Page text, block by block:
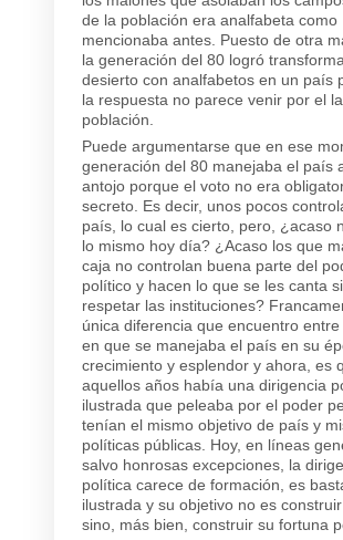
de la población era analfabeta como
mencionaba antes. Puesto de otra
la generación del 80 logró
desierto con analfabetos en un país
la respuesta no parece venir por el
población.
Puede argumentarse que en ese
generación del 80 manejaba el país
antojo porque el voto no era
secreto. Es decir, unos pocos
país, lo cual es cierto, pero, ¿acaso
lo mismo hoy día? ¿Acaso los que
caja no controlan buena parte del
político y hacen lo que se les canta
respetar las instituciones?
única diferencia que encuentro
en que se manejaba el país en su
crecimiento y esplendor y ahora, es
aquellos años había una dirigencia
ilustrada que peleaba por el poder
tenían el mismo objetivo de país y
políticas públicas. Hoy, en líneas
salvo honrosas excepciones, la
política carece de formación, es
ilustrada y su objetivo no es
sino, más bien, construir su fortuna